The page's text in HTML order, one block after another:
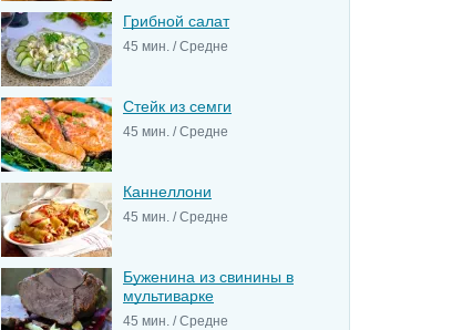
Грибной салат
45 мин. / Средне
Стейк из семги
45 мин. / Средне
Каннеллони
45 мин. / Средне
Буженина из свинины в
мультиварке
45 мин. / Средне